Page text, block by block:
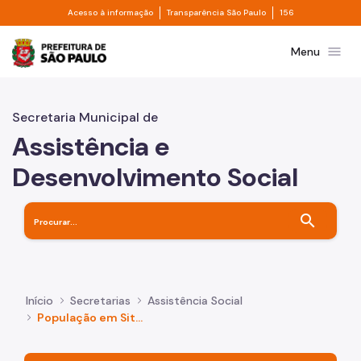
Pular para o Conteúdo principal
Acesso à informação Divisor de acesso à informação
Transparência São Paulo Divisor de
156
Prefeitura de São PauloMenu menu
Secretaria Municipal de
Assistência e
Desenvolvimento Social
search
Início Secretarias
Assistência Social
População em Situação de Rua